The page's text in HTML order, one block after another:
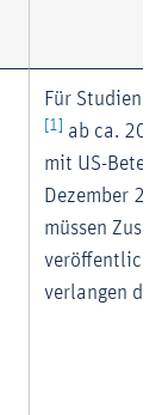
Für Studien
[1] ab ca.
mit US-
Dezember
müssen
veröffentlicht
verlangen die